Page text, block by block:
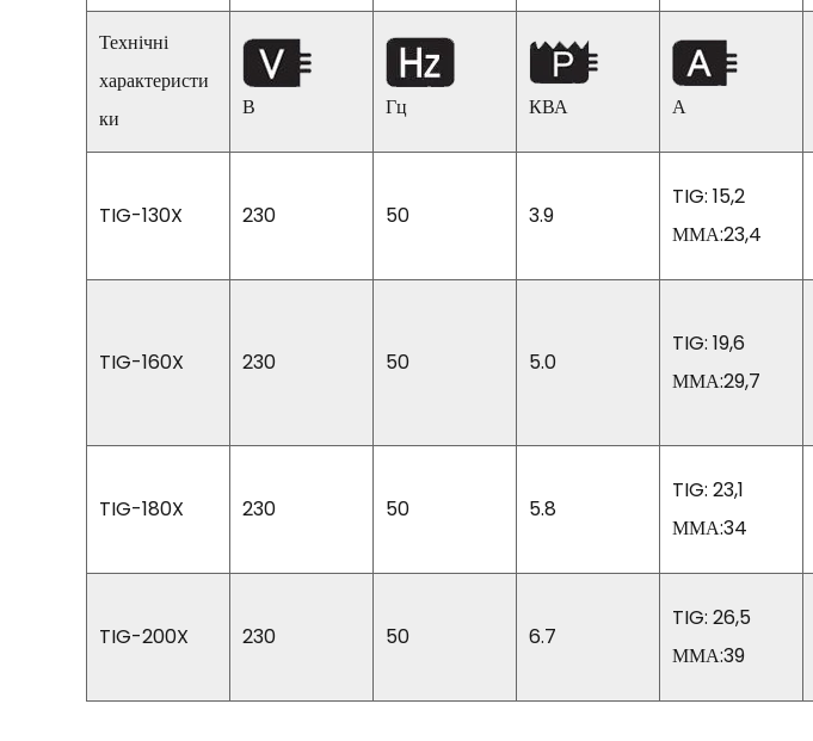
Технічні
характеристи
ки
В Гц КВА А
TIG-130X 230 50 3.9
TIG: 15,2
ММА:23,4
TIG-160X 230 50 5.0
TIG: 19,6
ММА:29,7
TIG-180X 230 50 5.8
TIG: 23,1
ММА:34
TIG-200X 230 50 6.7
TIG: 26,5
ММА:39